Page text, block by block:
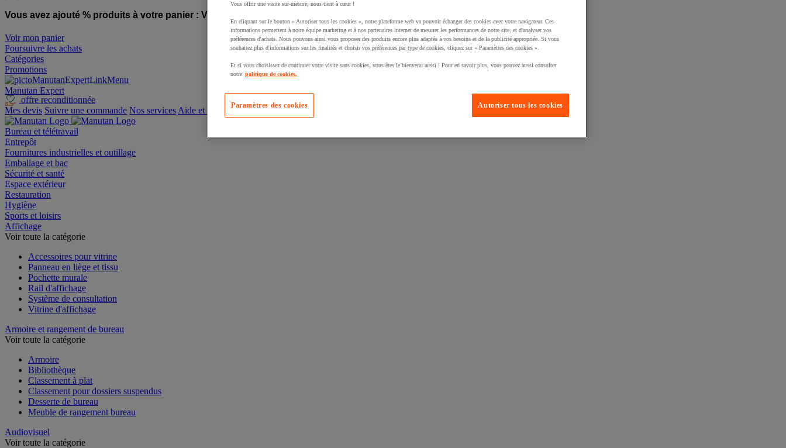
Vous avez ajouté % produits à votre panier : Vous avez ajouté un produit à votre panier :
Voir mon panier
Poursuivre les achats
Catégories
Promotions
Manutan Expert
offre reconditionnée
Mes devis Suivre une commande Nos services Aide et contact
Bureau et télétravail
Entrepôt
Fournitures industrielles et outillage
Emballage et bac
Sécurité et santé
Espace extérieur
Restauration
Hygiène
Sports et loisirs
Affichage
Voir toute la catégorie
Accessoires pour vitrine
Panneau en liège et tissu
Pochette murale
Rail d'affichage
Système de consultation
Vitrine d'affichage
Armoire et rangement de bureau
Voir toute la catégorie
Armoire
Bibliothèque
Classement à plat
Classement pour dossiers suspendus
Desserte de bureau
Meuble de rangement bureau
Audiovisuel
Voir toute la catégorie
Vous offrir une visite sur-mesure, nous tient à cœur !
En cliquant sur le bouton « Autoriser tous les cookies », notre plateforme web va pouvoir échanger des cookies avec votre navigateur. Ces
informations permettent à notre équipe marketing et à nos partenaires internet de mesurer les performances de notre site, et d'analyser vos
préférences d'achats. Nous pouvons ainsi vous proposer des produits encore plus adaptés à vos besoins et de la publicité appropriée. Si vous
souhaitez plus d'informations sur les finalités et choisir vos préférences par type de cookies, cliquez sur « Paramètres des cookies ».
Et si vous choisissez de continuer votre visite sans cookies, vous êtes le bienvenu aussi ! Pour en savoir plus, vous pouvez aussi consulter
notre politique de cookies.
Autoriser tous les cookies
Paramètres des cookies